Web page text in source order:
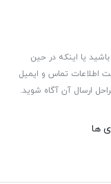
یا اینکه در حین
اطلاعات تماس و ایمیل
ارسال آن آگاه شوید.
ها